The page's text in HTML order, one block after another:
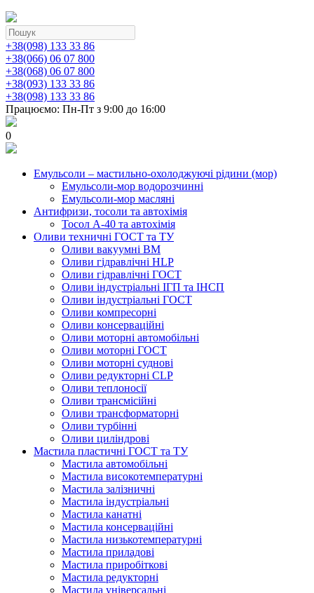
+38(098) 133 33 86
+38(066) 06 07 800
+38(068) 06 07 800
+38(093) 133 33 86
+38(098) 133 33 86
Працюємо: Пн-Пт з 9:00 до 16:00
0
Емульсоли – мастильно-охолоджуючі рідини (мор)
Емульсоли-мор водорозчинні
Емульсоли-мор масляні
Антифризи, тосоли та автохімія
Тосол А-40 та автохімія
Оливи техничні ГОСТ та ТУ
Оливи вакуумні ВМ
Оливи гідравлічні HLP
Оливи гідравлічні ГОСТ
Оливи індустріальні ІГП та ІНСП
Оливи індустріальні ГОСТ
Оливи компресорні
Оливи консерваційні
Оливи моторні автомобільні
Оливи моторні ГОСТ
Оливи моторні суднові
Оливи редукторні CLP
Оливи теплоносії
Оливи трансмісійні
Оливи трансформаторні
Оливи турбінні
Оливи циліндрові
Мастила пластичні ГОСТ та ТУ
Мастила автомобільні
Мастила високотемпературні
Мастила залізничні
Мастила індустріальні
Мастила канатні
Мастила консерваційні
Мастила низькотемпературні
Мастила приладові
Мастила приробіткові
Мастила редукторні
Мастила універсальні